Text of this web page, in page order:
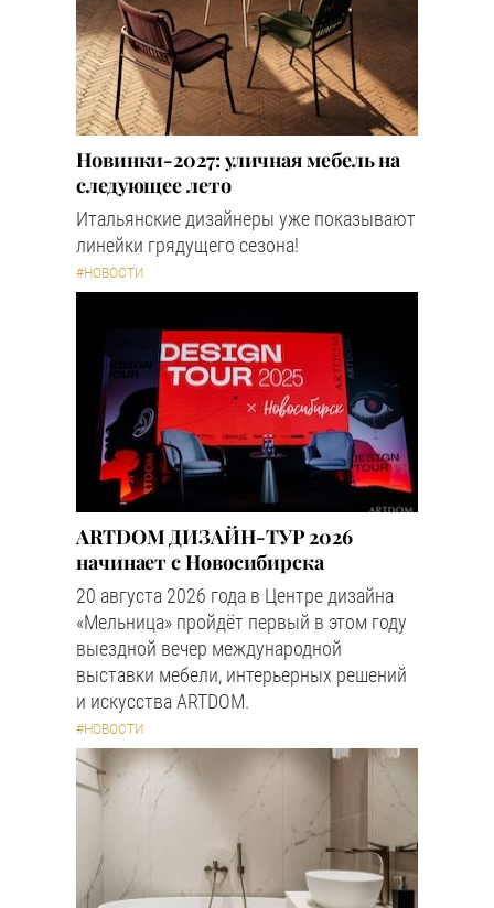
Новинки-2027: уличная мебель на
следующее лето
Итальянские дизайнеры уже показывают
линейки грядущего сезона!
#НОВОСТИ
ARTDOM ДИЗАЙН-ТУР 2026
начинает с Новосибирска
20 августа 2026 года в Центре дизайна
«Мельница» пройдёт первый в этом году
выездной вечер международной
выставки мебели, интерьерных решений
и искусства ARTDOM.
#НОВОСТИ